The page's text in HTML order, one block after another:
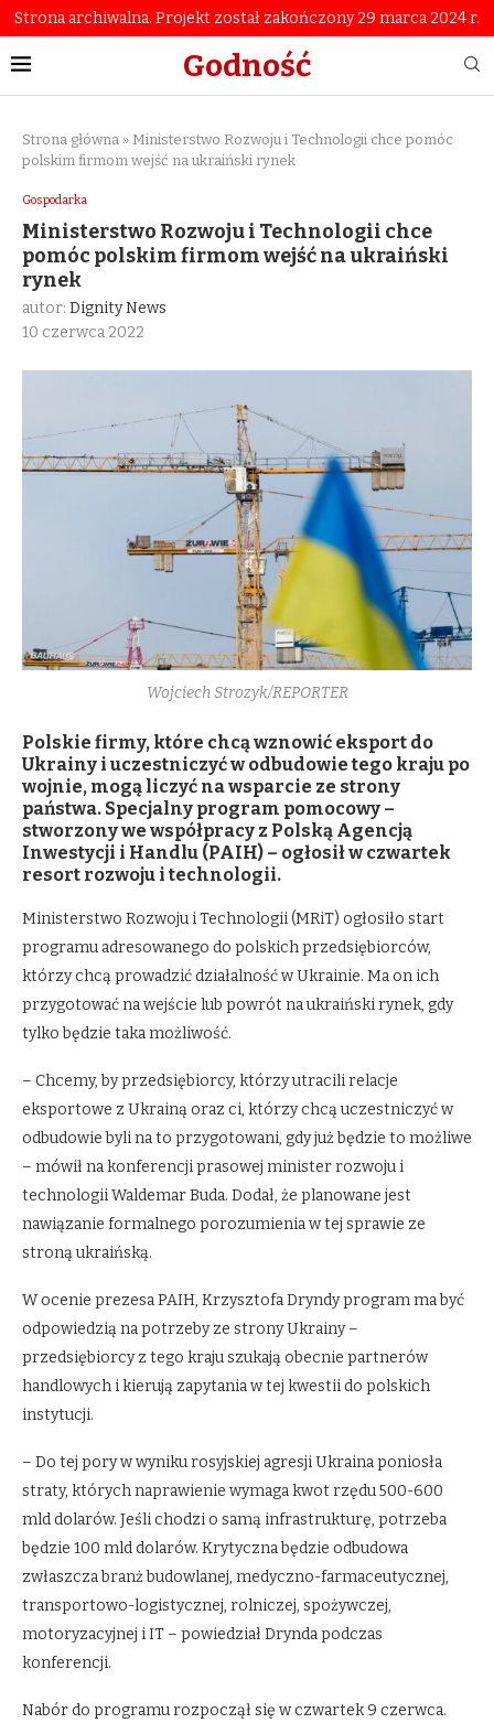
Strona archiwalna. Projekt został zakończony 29 marca 2024 r.
Godność
Strona główna » Ministerstwo Rozwoju i Technologii chce pomóc
polskim firmom wejść na ukraiński rynek
Gospodarka
Ministerstwo Rozwoju i Technologii chce
pomóc polskim firmom wejść na ukraiński
rynek
autor: Dignity News
10 czerwca 2022
Wojciech Strozyk/REPORTER
Polskie firmy, które chcą wznowić eksport do
Ukrainy i uczestniczyć w odbudowie tego kraju po
wojnie, mogą liczyć na wsparcie ze strony
państwa. Specjalny program pomocowy –
stworzony we współpracy z Polską Agencją
Inwestycji i Handlu (PAIH) – ogłosił w czwartek
resort rozwoju i technologii.
Ministerstwo Rozwoju i Technologii (MRiT) ogłosiło start
programu adresowanego do polskich przedsiębiorców,
którzy chcą prowadzić działalność w Ukrainie. Ma on ich
przygotować na wejście lub powrót na ukraiński rynek, gdy
tylko będzie taka możliwość.
– Chcemy, by przedsiębiorcy, którzy utracili relacje
eksportowe z Ukrainą oraz ci, którzy chcą uczestniczyć w
odbudowie byli na to przygotowani, gdy już będzie to możliwe
– mówił na konferencji prasowej minister rozwoju i
technologii Waldemar Buda. Dodał, że planowane jest
nawiązanie formalnego porozumienia w tej sprawie ze
stroną ukraińską.
W ocenie prezesa PAIH, Krzysztofa Dryndy program ma być
odpowiedzią na potrzeby ze strony Ukrainy –
przedsiębiorcy z tego kraju szukają obecnie partnerów
handlowych i kierują zapytania w tej kwestii do polskich
instytucji.
– Do tej pory w wyniku rosyjskiej agresji Ukraina poniosła
straty, których naprawienie wymaga kwot rzędu 500-600
mld dolarów. Jeśli chodzi o samą infrastrukturę, potrzeba
będzie 100 mld dolarów. Krytyczna będzie odbudowa
zwłaszcza branż budowlanej, medyczno-farmaceutycznej,
transportowo-logistycznej, rolniczej, spożywczej,
motoryzacyjnej i IT – powiedział Drynda podczas
konferencji.
Nabór do programu rozpoczął się w czwartek 9 czerwca.